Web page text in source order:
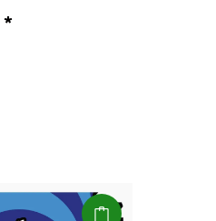
*
(Paket)